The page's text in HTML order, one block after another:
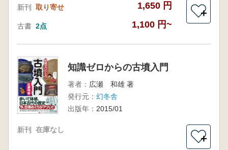
新刊 取り寄せ 1,650 円
古書 2点 1,100 円~
＋
知識ゼロからの古墳入門
著者： 広瀬 和雄 著
発行元： 幻冬舎
出版年： 2015/01
新刊 在庫なし
＋